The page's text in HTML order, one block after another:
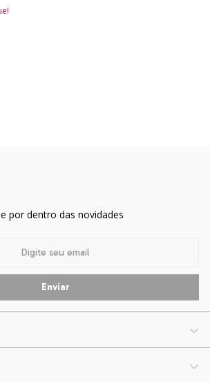
por dentro das novidades